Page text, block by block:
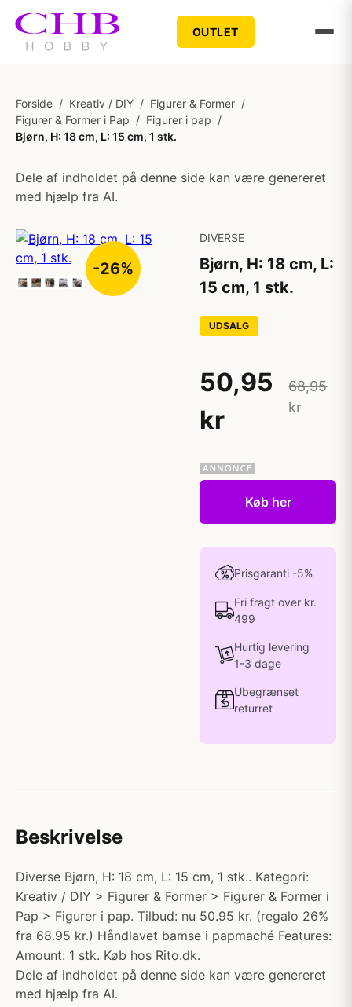
OUTLET
Forside / Kreativ / DIY / Figurer & Former /
Figurer & Former i Pap / Figurer i pap /
Bjørn, H: 18 cm, L: 15 cm, 1 stk.
Dele af indholdet på denne side kan være genereret
med hjælp fra AI.
-26%
DIVERSE
Bjørn, H: 18 cm, L:
15 cm, 1 stk.
UDSALG
50,95
kr
68,95
kr
Køb her
Prisgaranti -5%
Fri fragt over kr.
499
Hurtig levering
1-3 dage
Ubegrænset
returret
Beskrivelse
Diverse Bjørn, H: 18 cm, L: 15 cm, 1 stk.. Kategori:
Kreativ / DIY > Figurer & Former > Figurer & Former i
Pap > Figurer i pap. Tilbud: nu 50.95 kr. (regalo 26%
fra 68.95 kr.) Håndlavet bamse i papmaché Features:
Amount: 1 stk. Køb hos Rito.dk.
Dele af indholdet på denne side kan være genereret
med hjælp fra AI.